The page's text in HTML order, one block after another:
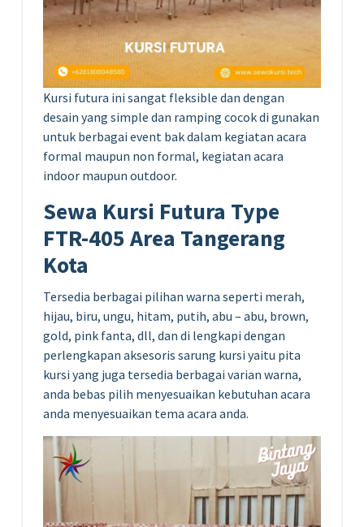
Kursi futura ini sangat fleksible dan dengan
desain yang simple dan ramping cocok di gunakan
untuk berbagai event bak dalam kegiatan acara
formal maupun non formal, kegiatan acara
indoor maupun outdoor.
Sewa Kursi Futura Type
FTR-405 Area Tangerang
Kota
Tersedia berbagai pilihan warna seperti merah,
hijau, biru, ungu, hitam, putih, abu – abu, brown,
gold, pink fanta, dll, dan di lengkapi dengan
perlengkapan aksesoris sarung kursi yaitu pita
kursi yang juga tersedia berbagai varian warna,
anda bebas pilih menyesuaikan kebutuhan acara
anda menyesuaikan tema acara anda.